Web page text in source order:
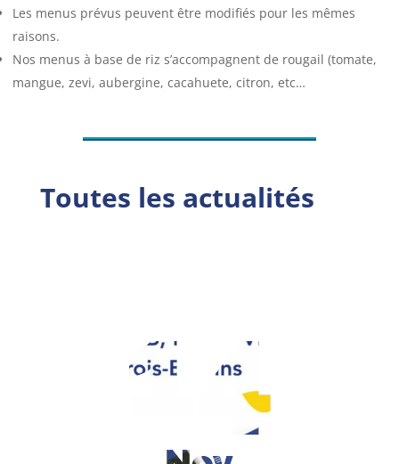
Les menus prévus peuvent être modifiés pour les mêmes
raisons.
Nos menus à base de riz s’accompagnent de rougail (tomate,
mangue, zevi, aubergine, cacahuete, citron, etc…
Toutes les actualités
14